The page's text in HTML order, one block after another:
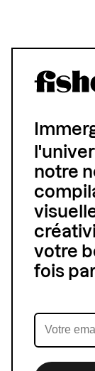
notre
votre
fois